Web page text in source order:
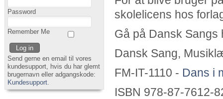
Password
Remember Me
Send gerne en email til vores
kundesupport, hvis du har glemt
brugernavn eller adgangskode:
Kundesupport.
skolelicens hos
Gå på Dansk
Dansk Sang,
FM-IT-1110 - Dans i
ISBN 978-87-7612-